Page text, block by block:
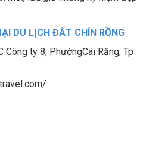
DU LỊCH ĐẤT CHÍN RỒNG
Công ty 8, PhườngCái Răng, Tp